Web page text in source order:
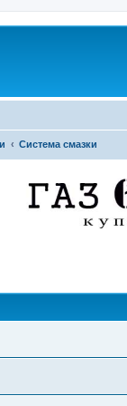
Система смазки